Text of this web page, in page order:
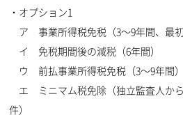
・オプション1
ア 事業所得税免税（3〜9年間、最初
イ 免税期間後の減税（6年間）
ウ 前払事業所得税免税（3〜9年間）
エ ミニマム税免除（独立監査人か
件）